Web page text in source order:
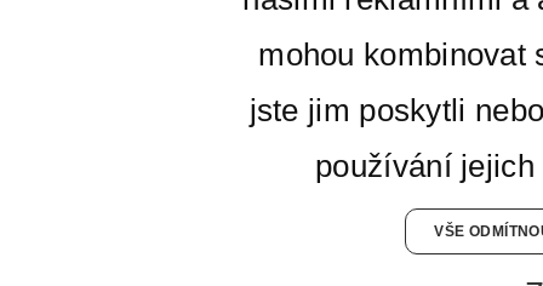
mohou kombinovat
jste jim poskytli
používání
VŠE